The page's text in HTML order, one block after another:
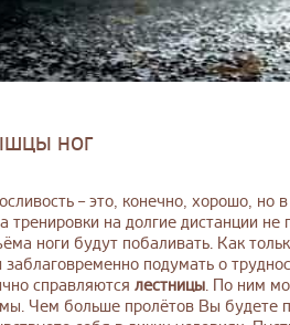
ног
– это, конечно, хорошо, но
тренировки на долгие дистанции
ноги будут побаливать. Как
заблаговременно подумать о
справляются лестницы. По ним
Чем больше пролётов Вы будете